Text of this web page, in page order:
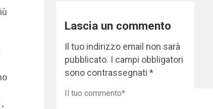
Lascia un commento
Il tuo indirizzo email non sarà
pubblicato.
I campi obbligatori
sono contrassegnati*